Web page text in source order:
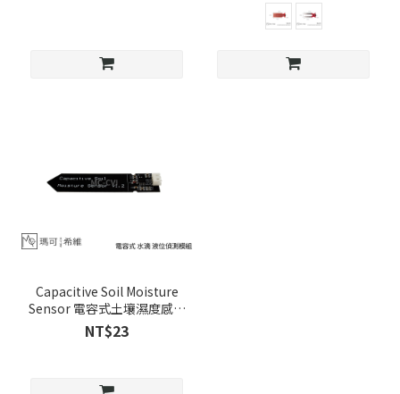
Capacitive Soil Moisture
Sensor 電容式土壤濕度感測
器 測量模組
NT$23